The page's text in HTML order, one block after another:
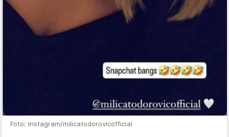
Foto: Instagram/milicatodorovicofficial